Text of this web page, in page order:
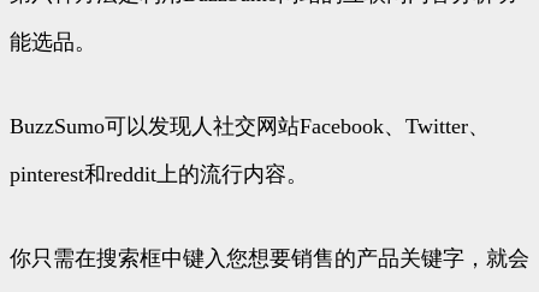
能选品。
BuzzSumo可以发现人社交网站Facebook、Twitter、
pinterest和reddit上的流行内容。
你只需在搜索框中键入您想要销售的产品关键字，就会